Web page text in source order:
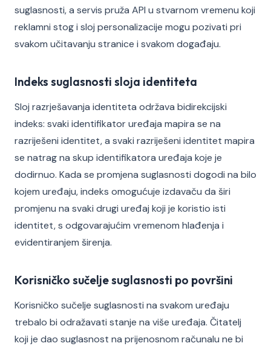
suglasnosti, a servis pruža API u stvarnom vremenu koji
reklamni stog i sloj personalizacije mogu pozivati pri
svakom učitavanju stranice i svakom događaju.
Indeks suglasnosti sloja identiteta
Sloj razrješavanja identiteta održava bidirekcijski
indeks: svaki identifikator uređaja mapira se na
razriješeni identitet, a svaki razriješeni identitet mapira
se natrag na skup identifikatora uređaja koje je
dodirnuo. Kada se promjena suglasnosti dogodi na bilo
kojem uređaju, indeks omogućuje izdavaču da širi
promjenu na svaki drugi uređaj koji je koristio isti
identitet, s odgovarajućim vremenom hlađenja i
evidentiranjem širenja.
Korisničko sučelje suglasnosti po površini
Korisničko sučelje suglasnosti na svakom uređaju
trebalo bi odražavati stanje na više uređaja. Čitatelj
koji je dao suglasnost na prijenosnom računalu ne bi